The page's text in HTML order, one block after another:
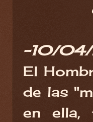
-10/04/
El
de las
en ella,